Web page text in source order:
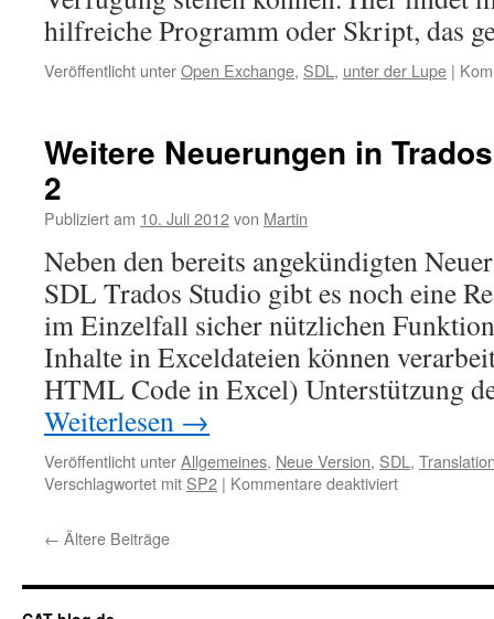
in
hilfreiche Programm oder Skript, das
Veröffentlicht unterOpen Exchange, SDL , unter der Lupe |
Weitere Neuerungen in
2
Publiziert am 10. Juli 2012von Martin
Neben den bereits angekündigten
SDL Trados Studio gibt es noch eine
im Einzelfall sicher nützlichen
Inhalte in Exceldateien können
HTML Code in Excel) Unterstützung
Weiterlesen →
Veröffentlicht unterAllgemeines, Neue Version, SDL ,
Verschlagwortet mit SP2 | Kommentare deaktiviert
Studio
← Ältere Beiträge